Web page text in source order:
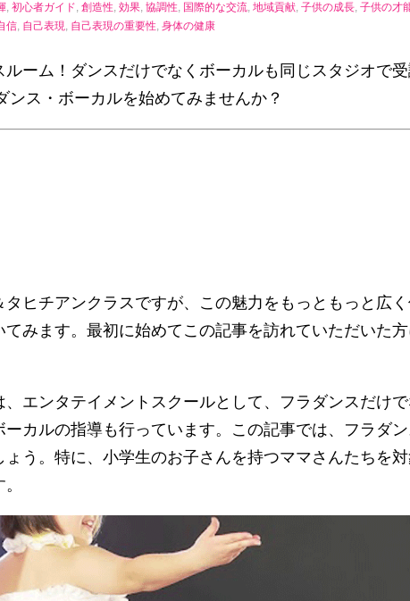
, 初心者ガイド, 創造性, 効果, 協調性, 国際的な交流, 地域貢献, 子供の成長, 子供の才
信, 自己表現, 自己表現の重要性, 身体の健康
ーム！ダンスだけでなくボーカルも同じスタジオで
ス・ボーカルを始めてみませんか？
ヒチアンクラスですが、この魅力をもっともっと広
みます。最初に始めてこの記事を訪れていただいた
エンタテイメントスクールとして、フラダンスだけで
カルの指導も行っています。この記事では、フラダ
う。特に、小学生のお子さんを持つママさんたちを